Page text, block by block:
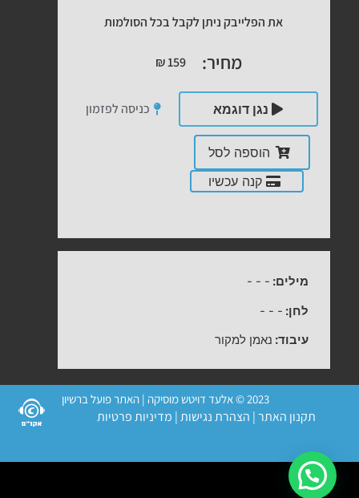
את הפלייבק ניתן לקבל בכל הסולמות
מחיר: ₪159
נגן דוגמא כניסה לפזמון
הוספה לסל
קנה עכשיו
מילים: -
-
-
לחן: -
-
-
עיבוד: נאמן למקור
2023 © אלעד דויטש מוסיקה | האתר פועל ברשיון
תקנון האתר| הצהרת נגישות| מדיניות פרטיות